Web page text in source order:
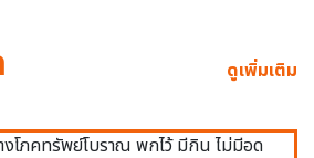
ดูเพิ่มเติม